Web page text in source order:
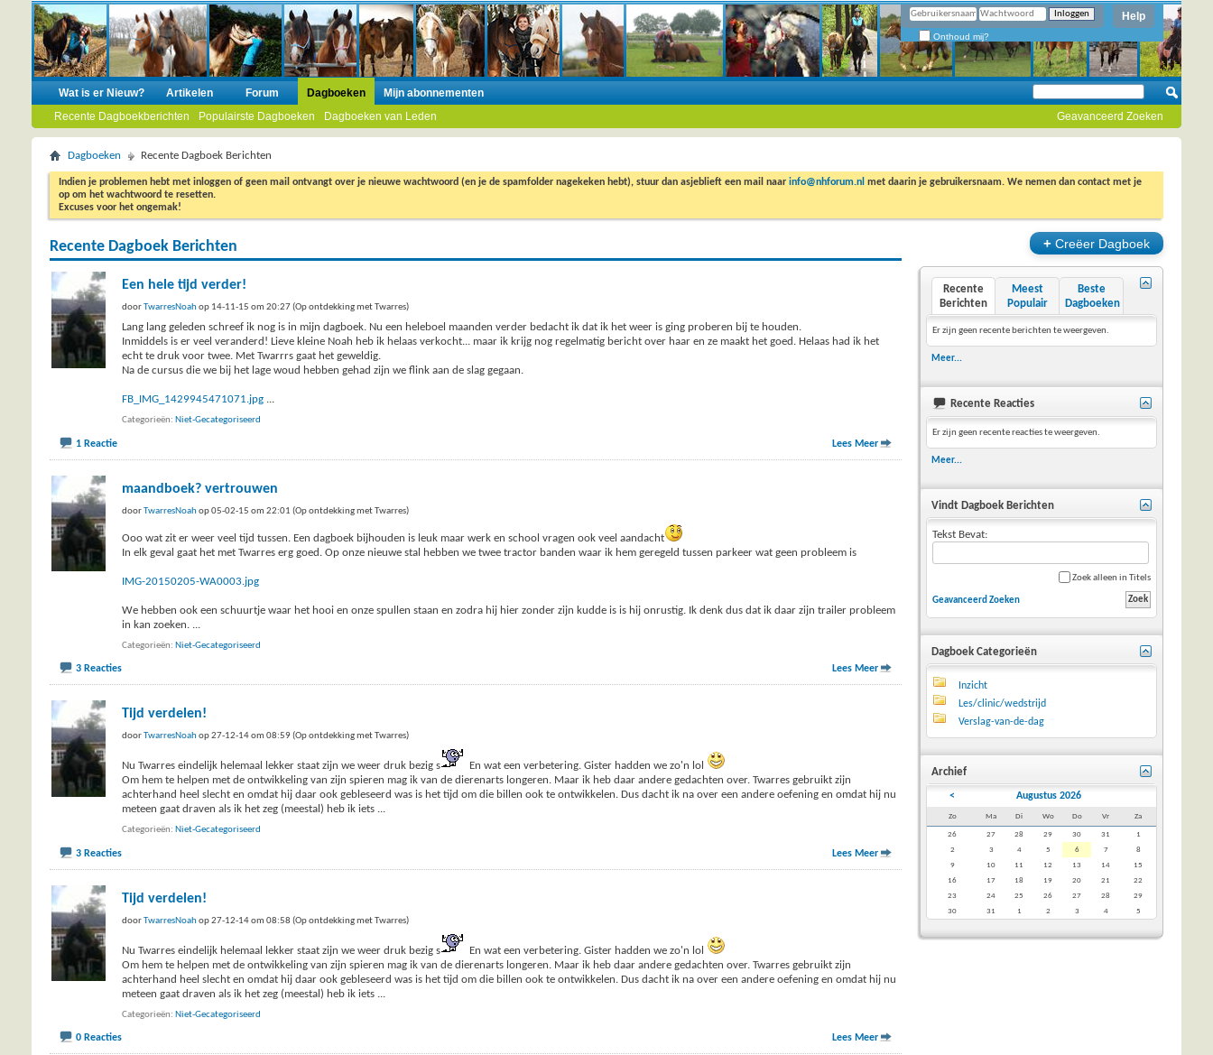
Help
Onthoud mij?
Wat is er Nieuw? Artikelen Forum
Dagboeken
Recente Dagboekberichten
Populairste Dagboeken Dagboeken van Leden
Mijn abonnementen
Geavanceerd Zoeken
Dagboeken Recente Dagboek Berichten
Indien je problemen hebt met inloggen of geen mail ontvangt over je nieuwe wachtwoord (en je de spamfolder nagekeken hebt), stuur dan asjeblieft een mail naar info@nhforum.nl met daarin je gebruikersnaam. We nemen dan contact met je
op om het wachtwoord te resetten.
Excuses voor het ongemak!
Recente Dagboek Berichten
Een hele tijd verder!
doorTwarresNoahop 14-11-15 om 20:27 (Op ontdekking met Twarres)
Lang lang geleden schreef ik nog is in mijn dagboek. Nu een heleboel maanden verder bedacht ik dat ik het weer is ging proberen bij te houden.
Inmiddels is er veel veranderd! Lieve kleine Noah heb ik helaas verkocht... maar ik krijg nog regelmatig bericht over haar en ze maakt het goed. Helaas had ik het
echt te druk voor twee. Met Twarrrs gaat het geweldig.
Na de cursus die we bij het lage woud hebben gehad zijn we flink aan de slag gegaan.
FB_IMG_1429945471071.jpg ...
Categorieën Niet-Gecategoriseerd
1 Reactie Lees Meer
maandboek? vertrouwen
doorTwarresNoahop 05-02-15 om 22:01 (Op ontdekking met Twarres)
Ooo wat zit er weer veel tijd tussen. Een dagboek bijhouden is leuk maar werk en school vragen ook veel aandacht
In elk geval gaat het met Twarres erg goed. Op onze nieuwe stal hebben we twee tractor banden waar ik hem geregeld tussen parkeer wat geen probleem is
IMG-20150205-WA0003.jpg
We hebben ook een schuurtje waar het hooi en onze spullen staan en zodra hij hier zonder zijn kudde is is hij onrustig. Ik denk dus dat ik daar zijn trailer probleem
in kan zoeken.
Categorieën Niet-Gecategoriseerd
3 Reacties Lees Meer
Tijd verdelen!
doorTwarresNoahop 27-12-14 om 08:59 (Op ontdekking met Twarres)
Nu Twarres eindelijk helemaal lekker staat zijn we weer druk bezig s
En wat een verbetering. Gister hadden we zo'n lol
Om hem te helpen met de ontwikkeling van zijn spieren mag ik van de dierenarts longeren. Maar ik heb daar andere gedachten over. Twarres gebruikt zijn
achterhand heel slecht en omdat hij daar ook gebleseerd was is het tijd om die billen ook te ontwikkelen. Dus dacht ik na over een andere oefening en omdat hij nu
meteen gaat draven als ik het zeg (meestal) heb ik iets ...
Categorieën Niet-Gecategoriseerd
3 Reacties Lees Meer
Tijd verdelen!
doorTwarresNoahop 27-12-14 om 08:58 (Op ontdekking met Twarres)
Nu Twarres eindelijk helemaal lekker staat zijn we weer druk bezig s
En wat een verbetering. Gister hadden we zo'n lol
Om hem te helpen met de ontwikkeling van zijn spieren mag ik van de dierenarts longeren. Maar ik heb daar andere gedachten over. Twarres gebruikt zijn
achterhand heel slecht en omdat hij daar ook gebleseerd was is het tijd om die billen ook te ontwikkelen. Dus dacht ik na over een andere oefening en omdat hij nu
meteen gaat draven als ik het zeg (meestal) heb ik iets
Categorieën Niet-Gecategoriseerd
0 Reacties Lees Meer
+ Creëer Dagboek
Recente
Berichten
Meest
Populair
Beste
Dagboeken
Er zijn geen recente berichten te weergeven.
Meer...
Recente Reacties
Er zijn geen recente reacties te weergeven.
Meer...
Vindt Dagboek Berichten
Tekst Bevat:
Zoek alleen in Titels
Geavanceerd Zoeken
Dagboek Categorieën
Inzicht
Les/clinic/wedstrijd
Verslag-van-de-dag
Archief
< Augustus 2026
Zo Ma Di Wo Do Vr Za
26 27 28 29 30 31
1
2
3 4 5 6 7
8
9
10 11 12 13 14
15
16
17 18 19 20 21
22
23
24 25 26 27 28
29
30
31 1 2 3 4 5